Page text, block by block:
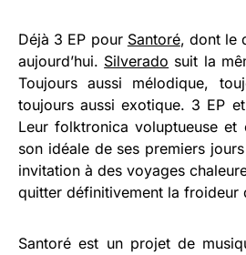
Déjà 3 EP pour Santoré, dont le
aujourd’hui. Silverado suit la
Toujours aussi mélodique,
toujours aussi exotique. 3 EP
Leur folktronica voluptueuse et
son idéale de ses premiers
invitation à des voyages
quitter définitivement la froideur
Santoré est un projet de